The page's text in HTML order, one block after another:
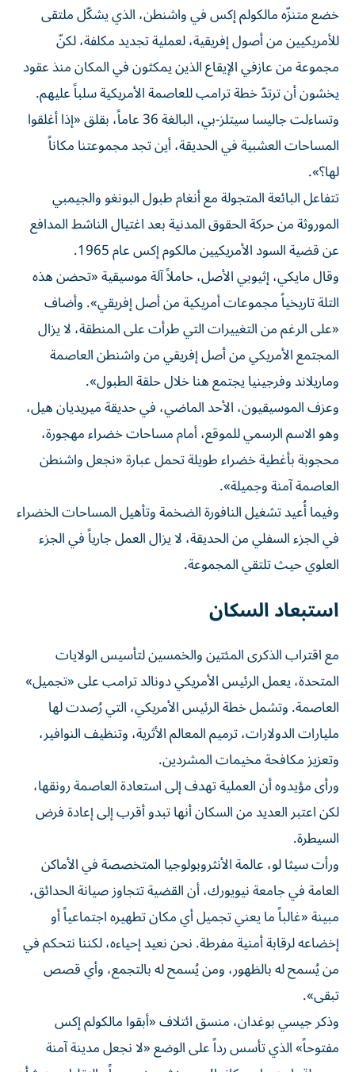
خضع متنزّه مالكولم إكس في واشنطن، الذي يشكّل ملتقى
للأمريكيين من أصول إفريقية، لعملية تجديد مكلفة، لكنّ
مجموعة من عازفي الإيقاع الذين يمكثون في المكان منذ عقود
يخشون أن ترتدّ خطة ترامب للعاصمة الأمريكية سلباً عليهم.
وتساءلت جاليسا سيتلز-بي، البالغة 36 عاماً، بقلق «إذا أغلقوا
المساحات العشبية في الحديقة، أين تجد مجموعتنا مكاناً
لها؟».
تتفاعل البائعة المتجولة مع أنغام طبول البونغو والجيمبي
الموروثة من حركة الحقوق المدنية بعد اغتيال الناشط المدافع
عن قضية السود الأمريكيين مالكوم إكس عام 1965.
وقال مايكي، إثيوبي الأصل، حاملاً آلة موسيقية «تحضن هذه
التلة تاريخياً مجموعات أمريكية من أصل إفريقي». وأضاف
«على الرغم من التغييرات التي طرأت على المنطقة، لا يزال
المجتمع الأمريكي من أصل إفريقي من واشنطن العاصمة
وماريلاند وفرجينيا يجتمع هنا خلال حلقة الطبول».
وعزف الموسيقيون، الأحد الماضي، في حديقة ميريديان هيل،
وهو الاسم الرسمي للموقع، أمام مساحات خضراء مهجورة،
محجوبة بأغطية خضراء طويلة تحمل عبارة «نجعل واشنطن
العاصمة آمنة وجميلة».
وفيما أُعيد تشغيل النافورة الضخمة وتأهيل المساحات الخضراء
في الجزء السفلي من الحديقة، لا يزال العمل جارياً في الجزء
العلوي حيث تلتقي المجموعة.
استبعاد السكان
مع اقتراب الذكرى المئتين والخمسين لتأسيس الولايات
المتحدة، يعمل الرئيس الأمريكي دونالد ترامب على «تجميل»
العاصمة. وتشمل خطة الرئيس الأمريكي، التي رُصدت لها
مليارات الدولارات، ترميم المعالم الأثرية، وتنظيف النوافير،
وتعزيز مكافحة مخيمات المشردين.
ورأى مؤيدوه أن العملية تهدف إلى استعادة العاصمة رونقها،
لكن اعتبر العديد من السكان أنها تبدو أقرب إلى إعادة فرض
السيطرة.
ورأت سيثا لو، عالمة الأنثروبولوجيا المتخصصة في الأماكن
العامة في جامعة نيويورك، أن القضية تتجاوز صيانة الحدائق،
مبينة «غالباً ما يعني تجميل أي مكان تطهيره اجتماعياً أو
إخضاعه لرقابة أمنية مفرطة. نحن نعيد إحياءه، لكننا نتحكم في
من يُسمح له بالظهور، ومن يُسمح له بالتجمع، وأي قصص
تبقى».
وذكر جيسي بوغدان، منسق ائتلاف «أبقوا مالكولم إكس
مفتوحاً» الذي تأسس رداً على الوضع «لا نجعل مدينة آمنة